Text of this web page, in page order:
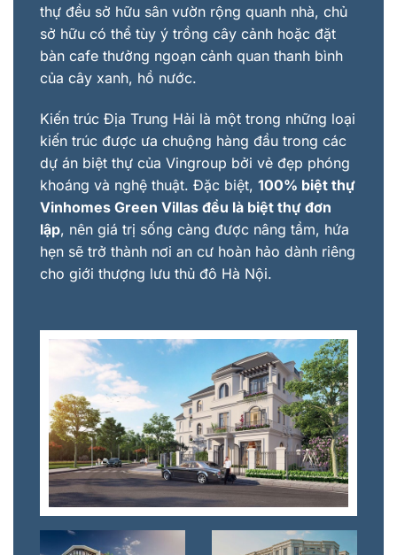
thự đều sở hữu sân vườn rộng quanh nhà, chủ
sở hữu có thể tùy ý trồng cây cảnh hoặc đặt
bàn cafe thưởng ngoạn cảnh quan thanh bình
của cây xanh, hồ nước.
Kiến trúc Địa Trung Hải là một trong những loại
kiến trúc được ưa chuộng hàng đầu trong các
dự án biệt thự của Vingroup bởi vẻ đẹp phóng
khoáng và nghệ thuật. Đặc biệt, 100% biệt thự
Vinhomes Green Villas đều là biệt thự đơn
lập, nên giá trị sống càng được nâng tầm, hứa
hẹn sẽ trở thành nơi an cư hoàn hảo dành riêng
cho giới thượng lưu thủ đô Hà Nội.